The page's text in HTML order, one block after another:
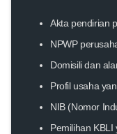
Akta pendirian
NPWP
Domisili dan
Profil usaha
NIB (Nomor
Pemilihan